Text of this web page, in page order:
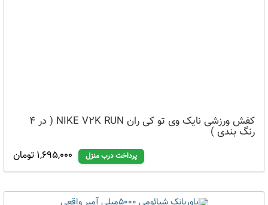
کفش ورزشی نایک وی تو کی ران NIKE V2K RUN ( در 4
رنگ بندی )
1,695,000 تومان پرداخت درب منزل